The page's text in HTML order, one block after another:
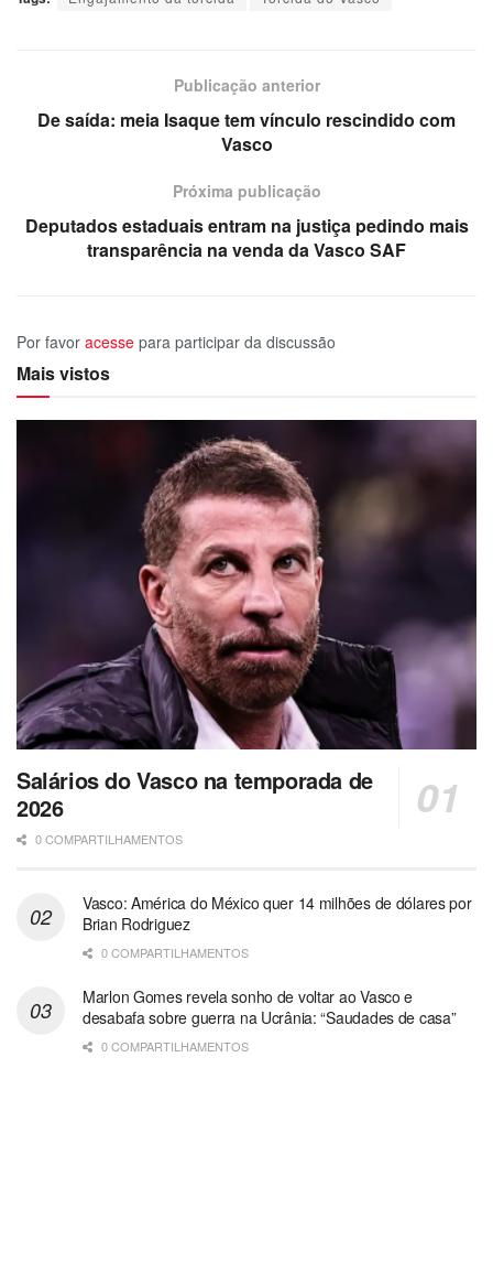
Publicação anterior
De saída: meia Isaque tem vínculo rescindido com
Vasco
Próxima publicação
Deputados estaduais entram na justiça pedindo mais
transparência na venda da Vasco SAF
Por favor acesse para participar da discussão
Mais vistos
Salários do Vasco na temporada de
2026
0 COMPARTILHAMENTOS
Vasco: América do México quer 14 milhões de dólares por
Brian Rodriguez
0 COMPARTILHAMENTOS
Marlon Gomes revela sonho de voltar ao Vasco e
desabafa sobre guerra na Ucrânia: “Saudades de casa”
0 COMPARTILHAMENTOS